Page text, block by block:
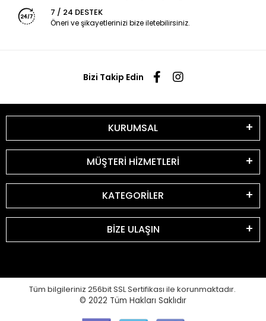
7 / 24 DESTEK
Öneri ve şikayetlerinizi bize iletebilirsiniz.
Bizi Takip Edin
KURUMSAL
MÜŞTERİ HİZMETLERİ
KATEGORİLER
BİZE ULAŞIN
Tüm bilgileriniz 256bit SSL Sertifikası ile korunmaktadır.
© 2022 Tüm Hakları Saklıdır